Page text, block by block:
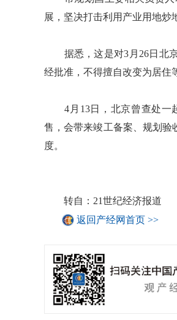
展，坚决打击利用产业用地炒
据悉，这是对3月26日北京
经批准，不得擅自改变为居住
4月13日，北京曾查处一起
售，会带来竣工备案、规划验
度。
转自：21世纪经济报道
返回产经网首页 >>